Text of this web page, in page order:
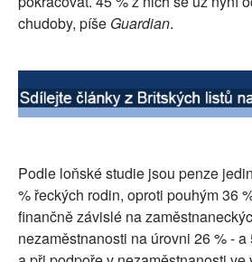
PLNÁ VERZE STRÁNEK
chudoby, píše Guardian.
Podle loňské studie jsou penze
% řeckých rodin, oproti pouhým 36
finančně závislé na
nezaměstnanosti na úrovni 26 % -